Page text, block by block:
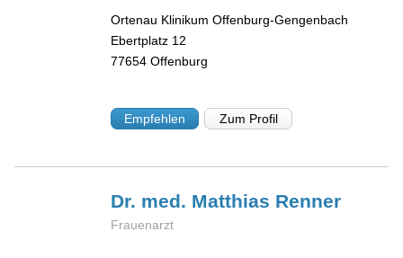
Ortenau Klinikum Offenburg-Gengenbach
Ebertplatz 12
77654 Offenburg
Empfehlen Zum Profil
Dr. med. Matthias Renner
Frauenarzt